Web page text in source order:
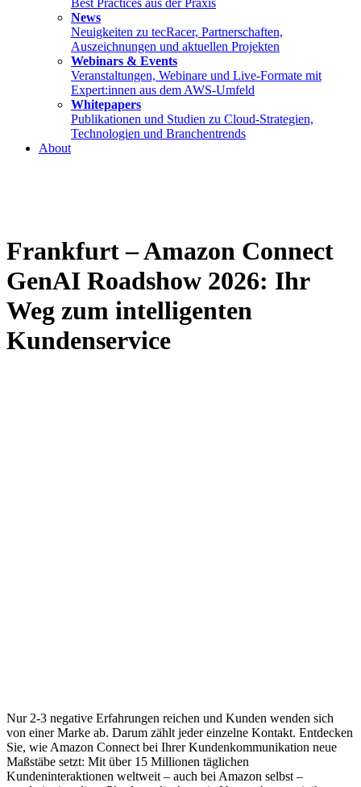
Best Practices aus der Praxis
News
Neuigkeiten zu tecRacer, Partnerschaften,
Auszeichnungen und aktuellen Projekten
Webinars & Events
Veranstaltungen, Webinare und Live-Formate mit
Expert:innen aus dem AWS-Umfeld
Whitepapers
Publikationen und Studien zu Cloud-Strategien,
Technologien und Branchentrends
About
Frankfurt – Amazon Connect
GenAI Roadshow 2026: Ihr
Weg zum intelligenten
Kundenservice
Nur 2-3 negative Erfahrungen reichen und Kunden wenden sich
von einer Marke ab. Darum zählt jeder einzelne Kontakt. Entdecken
Sie, wie Amazon Connect bei Ihrer Kundenkommunikation neue
Maßstäbe setzt: Mit über 15 Millionen täglichen
Kundeninteraktionen weltweit – auch bei Amazon selbst –